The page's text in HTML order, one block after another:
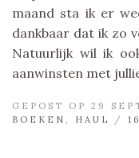
maand sta ik er
dankbaar dat ik zo
Natuurlijk wil ik
aanwinsten met
GEPOST OP 29
BOEKEN
HAUL /